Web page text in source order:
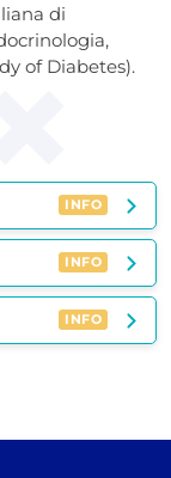
di
of Diabetes).
INFO
INFO
INFO